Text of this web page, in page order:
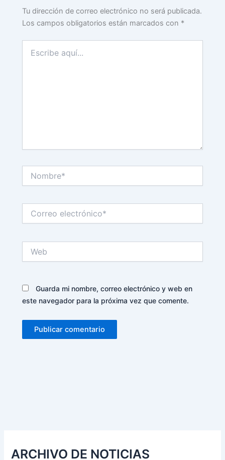
Tu dirección de correo electrónico no será publicada.
Los campos obligatorios están marcados con *
aquí...
electrónico*
Guarda mi nombre, correo electrónico y web en
este navegador para la próxima vez que comente.
ARCHIVO DE NOTICIAS